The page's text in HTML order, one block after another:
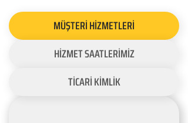
MÜŞTERİ HİZMETLERİ
HİZMET SAATLERİMİZ
TİCARİ KİMLİK